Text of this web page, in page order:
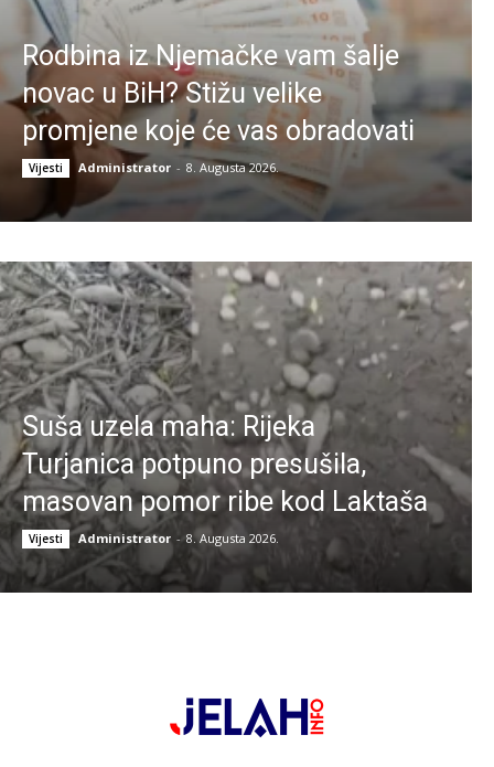
Rodbina iz Njemačke vam šalje
novac u BiH? Stižu velike
promjene koje će vas obradovati
Vijesti Administrator - 8. Augusta 2026.
Suša uzela maha: Rijeka
Turjanica potpuno presušila,
masovan pomor ribe kod Laktaša
Vijesti Administrator - 8. Augusta 2026.